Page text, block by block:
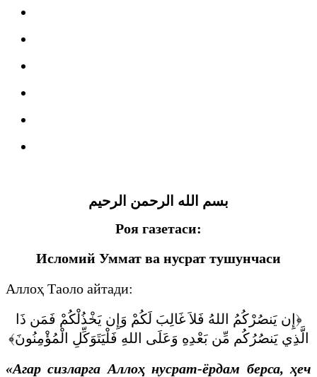
بسم الله الرحمن الرحيم
Роя газетаси:
Исломий Уммат ва нусрат тушунчаси
Аллоҳ Таоло айтади:
﴿إِن يَنصُرْكُمُ اللهُ فَلاَ غَالِبَ لَكُمْ وَإِن يَخْذُلْكُمْ فَمَن ذَا
الَّذِي يَنصُرُكُم مِّن بَعْدِهِ وَعَلَى اللهِ فَلْيَتَوَكِّلِ الْمُؤْمِنُونَ﴾
«Агар сизларга Аллоҳ нусрат-ёрдам берса, ҳеч